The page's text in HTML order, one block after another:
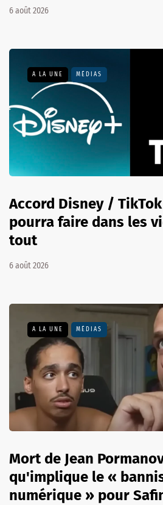
6 août 2026
A LA UNE MÉDIAS
Accord Disney /
pourra faire dans les
tout
6 août 2026
A LA UNE MÉDIAS
Mort de Jean
qu'implique le «
numérique » pour